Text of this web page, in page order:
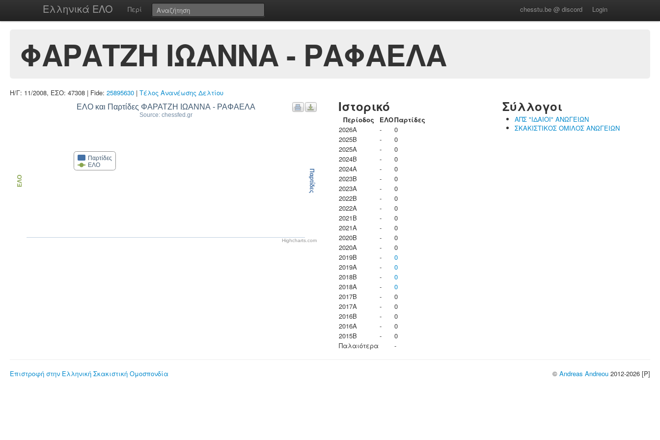
Ελληνικά ΕΛΟ Περί chesstu.be @ discord Login
ΦΑΡΑΤΖΗ ΙΩΑΝΝΑ - ΡΑΦΑΕΛΑ
Η/Γ: 11/2008, ΕΣΟ: 47308 | Fide: 25895630 | Τέλος Ανανέωσης Δελτίου
ΕΛΟ και Παρτίδες ΦΑΡΑΤΖΗ ΙΩΑΝΝΑ - ΡΑΦΑΕΛΑ
Source: chessfed.gr
Παρτίδες
ΕΛΟ
ΕΛΟ Παρτίδες
Highcharts.com
Ιστορικό
Περίοδος ΕΛΟΠαρτίδες
2026A
-
0
2025B
-
0
2025A
-
0
2024B
-
0
2024A
-
0
2023B
-
0
2023Α
-
0
2022B
-
0
2022A
-
0
2021B
-
0
2021A
-
0
2020B
-
0
2020A
-
0
2019B
-
0
2019A
-
0
2018B
-
0
2018A
-
0
2017B
-
0
2017A
-
0
2016B
-
0
2016A
-
0
2015B
-
0
Παλαιότερα
-
Σύλλογοι
ΑΠΣ "ΙΔΑΙΟΙ" ΑΝΩΓΕΙΩΝ
ΣΚΑΚΙΣΤΙΚΟΣ ΟΜΙΛΟΣ ΑΝΩΓΕΙΩΝ
Επιστροφή στην Ελληνική Σκακιστική Ομοσπονδία © Andreas Andreou 2012-2026 [P]